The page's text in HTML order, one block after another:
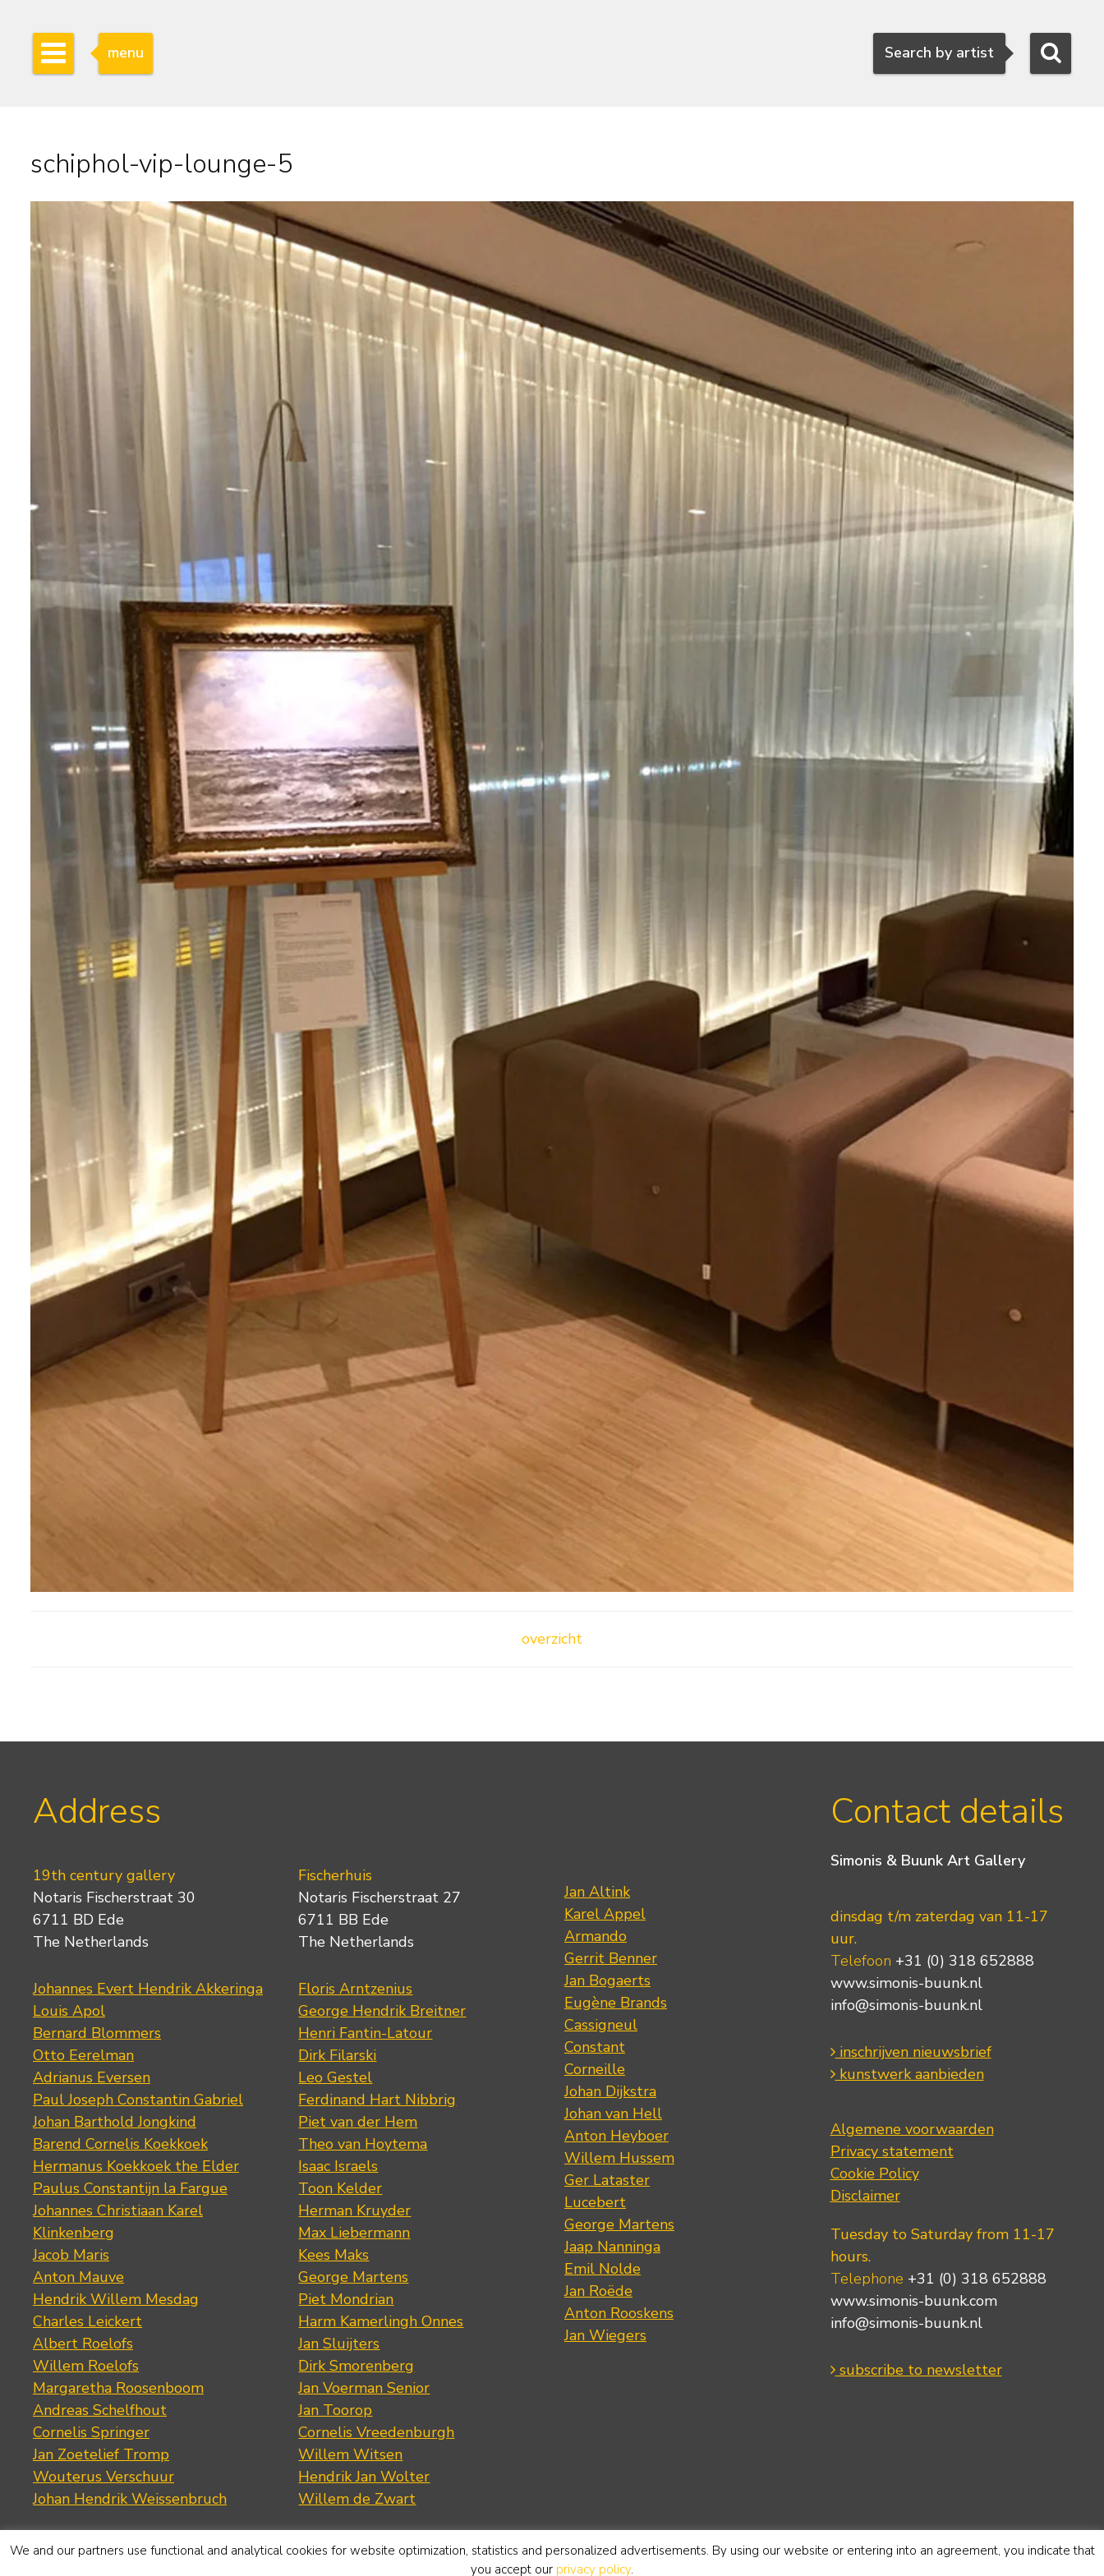
Search
Search by artist
menu
schiphol-vip-lounge-5
overzicht
Address
19th century gallery
Notaris Fischerstraat 30
6711 BD Ede
The Netherlands
Johannes Evert Hendrik Akkeringa
Louis Apol
Bernard Blommers
Otto Eerelman
Adrianus Eversen
Paul Joseph Constantin Gabriel
Johan Barthold Jongkind
Barend Cornelis Koekkoek
Hermanus Koekkoek the Elder
Paulus Constantijn la Fargue
Johannes Christiaan Karel
Klinkenberg
Jacob Maris
Anton Mauve
Hendrik Willem Mesdag
Charles Leickert
Albert Roelofs
Willem Roelofs
Margaretha Roosenboom
Andreas Schelfhout
Cornelis Springer
Jan Zoetelief Tromp
Wouterus Verschuur
Johan Hendrik Weissenbruch
Fischerhuis
Notaris Fischerstraat 27
6711 BB Ede
The Netherlands
Floris Arntzenius
George Hendrik Breitner
Henri Fantin-Latour
Dirk Filarski
Leo Gestel
Ferdinand Hart Nibbrig
Piet van der Hem
Theo van Hoytema
Isaac Israels
Toon Kelder
Herman Kruyder
Max Liebermann
Kees Maks
George Martens
Piet Mondrian
Harm Kamerlingh Onnes
Jan Sluijters
Dirk Smorenberg
Jan Voerman Senior
Jan Toorop
Cornelis Vreedenburgh
Willem Witsen
Hendrik Jan Wolter
Willem de Zwart
Jan Altink
Karel Appel
Armando
Gerrit Benner
Jan Bogaerts
Eugène Brands
Cassigneul
Constant
Corneille
Johan Dijkstra
Johan van Hell
Anton Heyboer
Willem Hussem
Ger Lataster
Lucebert
George Martens
Jaap Nanninga
Emil Nolde
Jan Roëde
Anton Rooskens
Jan Wiegers
Contact details
Simonis & Buunk Art Gallery
dinsdag t/m zaterdag van 11-17
uur.
Telefoon +31 (0) 318 652888
www.simonis-buunk.nl
info@simonis-buunk.nl
inschrijven nieuwsbrief
kunstwerk aanbieden
Algemene voorwaarden
Privacy statement
Cookie Policy
Disclaimer
Tuesday to Saturday from 11-17
hours.
Telephone +31 (0) 318 652888
www.simonis-buunk.com
info@simonis-buunk.nl
subscribe to newsletter
We and our partners use functional and analytical cookies for website optimization, statistics and personalized advertisements. By using our website or entering into an agreement, you indicate that
you accept our privacy policy.